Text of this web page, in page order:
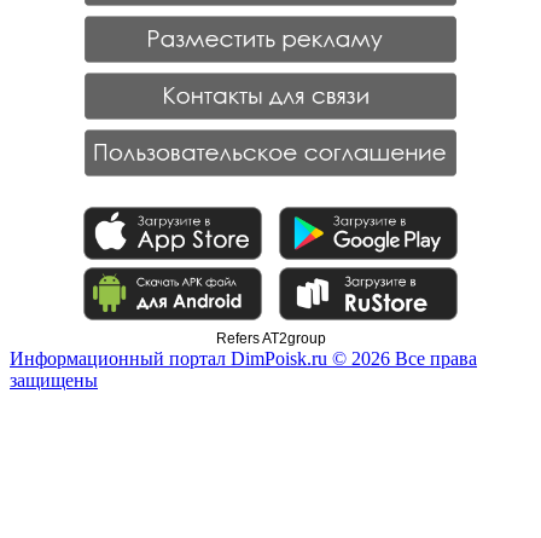
Refers AT2group
Информационный портал DimPoisk.ru © 2026 Все права
защищены